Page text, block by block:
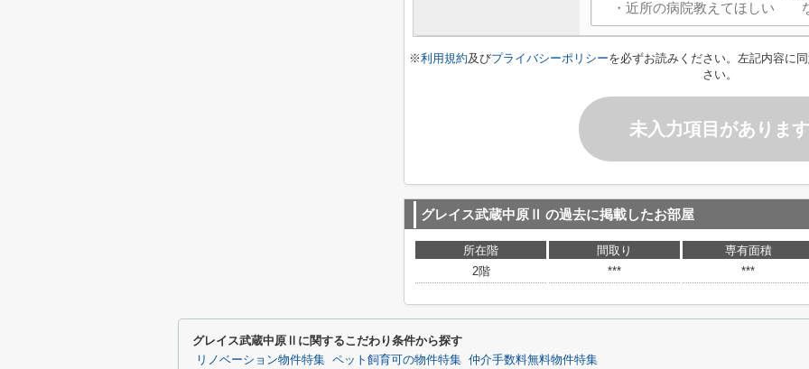
※利用規約及びプライバシーポリシーを必ずお読みください。左記内容に
さい。
未入力項目があります
グレイス武蔵中原Ⅱ の過去に掲載したお部屋
所在階 間取り
専有面積
2階
*** ***
グレイス武蔵中原Ⅱに関するこだわり条件から探す
リノベーション物件特集 ペット飼育可の物件特集 仲介手数料無料物件特集